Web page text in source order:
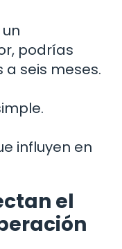
podrías
seis meses.
influyen en
el